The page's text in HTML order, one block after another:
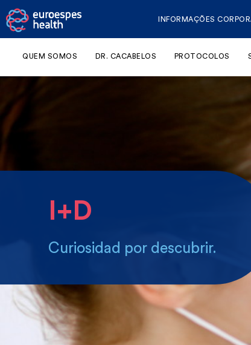
INFORMAÇÕES
QUEM SOMOS DR. CACABELOS PROTOCOLOS
I+D
Curiosidad por descubrir.